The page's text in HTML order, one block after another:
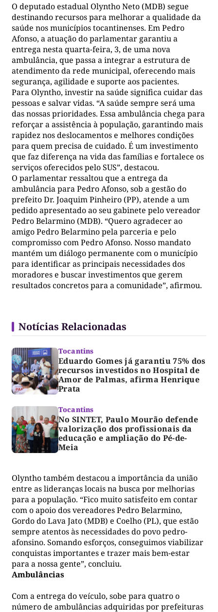
O deputado estadual Olyntho Neto (MDB) segue
destinando recursos para melhorar a qualidade da
saúde nos municípios tocantinenses. Em Pedro
Afonso, a atuação do parlamentar garantiu a
entrega nesta quarta-feira, 3, de uma nova
ambulância, que passa a integrar a estrutura de
atendimento da rede municipal, oferecendo mais
segurança, agilidade e suporte aos pacientes.
Para Olyntho, investir na saúde significa cuidar das
pessoas e salvar vidas. “A saúde sempre será uma
das nossas prioridades. Essa ambulância chega para
reforçar a assistência à população, garantindo mais
rapidez nos deslocamentos e melhores condições
para quem precisa de cuidado. É um investimento
que faz diferença na vida das famílias e fortalece os
serviços oferecidos pelo SUS”, destacou.
O parlamentar ressaltou que a entrega da
ambulância para Pedro Afonso, sob a gestão do
prefeito Dr. Joaquim Pinheiro (PP), atende a um
pedido apresentado ao seu gabinete pelo vereador
Pedro Belarmino (MDB). “Quero agradecer ao
amigo Pedro Belarmino pela parceria e pelo
compromisso com Pedro Afonso. Nosso mandato
mantém um diálogo permanente com o município
para identificar as principais necessidades dos
moradores e buscar investimentos que gerem
resultados concretos para a comunidade”, afirmou.
Notícias Relacionadas
Tocantins
Eduardo Gomes já garantiu 75% dos
recursos investidos no Hospital de
Amor de Palmas, afirma Henrique
Prata
Tocantins
No SINTET, Paulo Mourão defende
valorização dos profissionais da
educação e ampliação do Pé-de-
Meia
Olyntho também destacou a importância da união
entre as lideranças locais na busca por melhorias
para a população. “Fico muito satisfeito em contar
com o apoio dos vereadores Pedro Belarmino,
Gordo do Lava Jato (MDB) e Coelho (PL), que estão
sempre atentos às necessidades do povo pedro-
afonsino. Somando esforços, conseguimos viabilizar
conquistas importantes e trazer mais bem-estar
para a nossa gente”, concluiu.
Ambulâncias
Com a entrega do veículo, sobe para quatro o
número de ambulâncias adquiridas por prefeituras